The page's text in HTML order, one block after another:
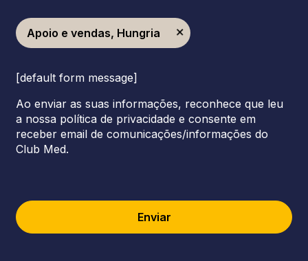
Apoio e vendas, Hungria
[default form message]
Ao enviar as suas informações, reconhece que leu
a nossa política de privacidade e consente em
receber email de comunicações/informações do
Club Med.
Enviar